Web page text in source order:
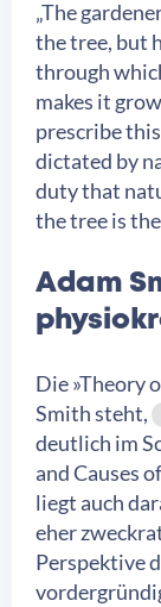
„The
the tree, but
through
makes it
prescribe
dictated by
duty that
the tree is
Adam
Die »Theory
Smith steht,
deutlich im
and Causes
liegt auch
eher
Perspektive